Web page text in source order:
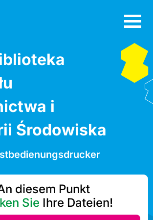
i
Środowiska
diesem Punkt
Sie Ihre Dateien!